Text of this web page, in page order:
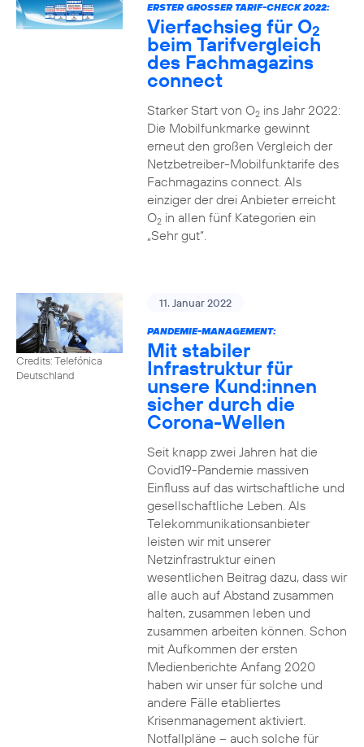
ERSTER GROSSER TARIF-CHECK 2022:
Vierfachsieg für O2
beim Tarifvergleich
des Fachmagazins
connect
Starker Start von O2ins Jahr 2022:
Die Mobilfunkmarke gewinnt
erneut den großen Vergleich der
Netzbetreiber-Mobilfunktarife des
Fachmagazins connect. Als
einziger der drei Anbieter erreicht
O2in allen fünf Kategorien ein
„Sehr gut“.
Credits: Telefónica
Deutschland
11. Januar 2022
PANDEMIE-MANAGEMENT:
Mit stabiler
Infrastruktur für
unsere Kund:innen
sicher durch die
Corona-Wellen
Seit knapp zwei Jahren hat die
Covid19-Pandemie massiven
Einfluss auf das wirtschaftliche und
gesellschaftliche Leben. Als
Telekommunikationsanbieter
leisten wir mit unserer
Netzinfrastruktur einen
wesentlichen Beitrag dazu, dass wir
alle auch auf Abstand zusammen
halten, zusammen leben und
zusammen arbeiten können. Schon
mit Aufkommen der ersten
Medienberichte Anfang 2020
haben wir unser für solche und
andere Fälle etabliertes
Krisenmanagement aktiviert.
Notfallpläne – auch solche für